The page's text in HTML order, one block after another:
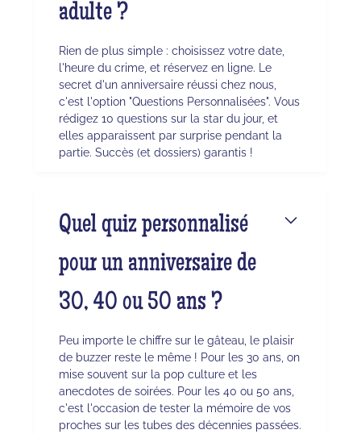
adulte ?
Rien de plus simple : choisissez votre date,
l'heure du crime, et réservez en ligne. Le
secret d'un anniversaire réussi chez nous,
c'est l'option "Questions Personnalisées". Vous
rédigez 10 questions sur la star du jour, et
elles apparaissent par surprise pendant la
partie. Succès (et dossiers) garantis !
Quel quiz personnalisé
pour un anniversaire de
30, 40 ou 50 ans ?
Peu importe le chiffre sur le gâteau, le plaisir
de buzzer reste le même ! Pour les 30 ans, on
mise souvent sur la pop culture et les
anecdotes de soirées. Pour les 40 ou 50 ans,
c'est l'occasion de tester la mémoire de vos
proches sur les tubes des décennies passées.